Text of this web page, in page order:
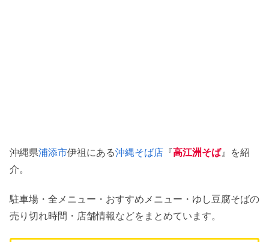
沖縄県浦添市伊祖にある沖縄そば店 『高江洲そば』を紹
介。
駐車場・全メニュー・おすすめメニュー・ゆし豆腐そばの
売り切れ時間・店舗情報などをまとめています。